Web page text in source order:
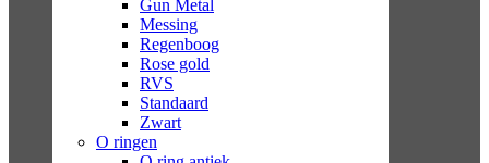
Gun Metal
Messing
Regenboog
Rose gold
RVS
Standaard
Zwart
O ringen